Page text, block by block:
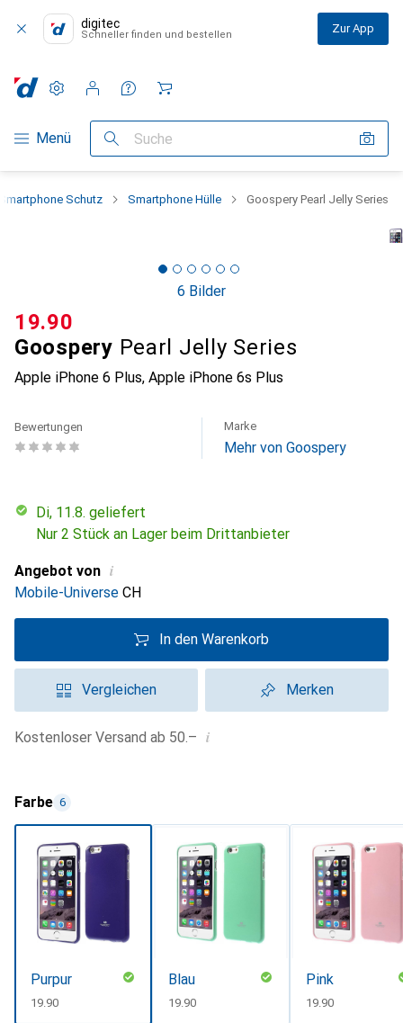
digitec
Schneller finden und bestellen Zur App
Navigation nach Kategorien
Menü Suche
Einstellungen
Kundenkonto
Vergleichslisten
Merklisten
Warenkorb
Schutz Smartphone Hülle Goospery Pearl Jelly Series
6 Bilder
Goospery Pearl Jelly Series
Apple iPhone 6 Plus, Apple iPhone 6s Plus
CHF
19.90
Bewertungen Marke
Mehr von Goospery
Di, 11.8. geliefert
Nur 2 Stück an Lager beim Drittanbieter
Angebot von i
Mobile-Universe CH
In den Warenkorb
Vergleichen Merken
Kostenloser Versand ab 50.– i
Farbe 6
Purpur
CHF
19.90
Blau
CHF
19.90
Pink
CHF
19.90